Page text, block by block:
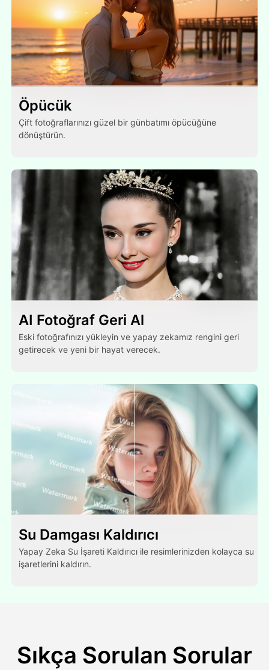
Öpücük
Çift fotoğraflarınızı güzel bir günbatımı öpücüğüne
dönüştürün.
AI Fotoğraf Geri Al
Eski fotoğrafınızı yükleyin ve yapay zekamız rengini geri
getirecek ve yeni bir hayat verecek.
Su Damgası Kaldırıcı
Yapay Zeka Su İşareti Kaldırıcı ile resimlerinizden kolayca su
işaretlerini kaldırın.
Sıkça Sorulan Sorular